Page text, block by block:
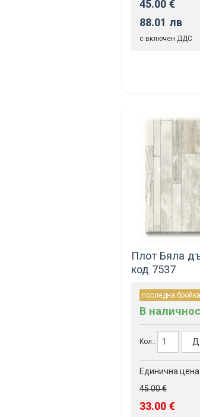
45.00 €
88.01 лв
с включен ДДС
Плот Бяла
код 7537
последна бройка
В
Кол.:
Единична цена:
45.00 €
33.00 €